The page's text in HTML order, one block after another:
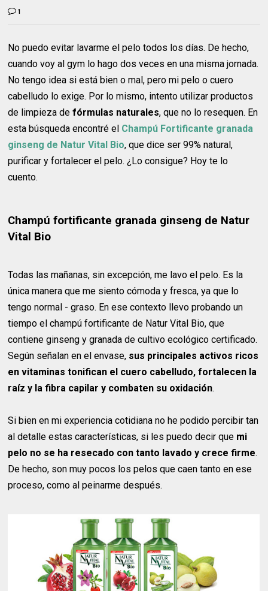
1
No puedo evitar lavarme el pelo todos los días. De hecho,
cuando voy al gym lo hago dos veces en una misma jornada.
No tengo idea si está bien o mal, pero mi pelo o cuero
cabelludo lo exige. Por lo mismo, intento utilizar productos
de limpieza defórmulas naturales, que no lo resequen. En
esta búsqueda encontré el Champú Fortificante granada
ginseng de Natur Vital Bio, que dice ser 99% natural,
purificar y fortalecer el pelo. ¿Lo consigue? Hoy te lo
cuento.
Champú fortificante granada ginseng de Natur
Vital Bio
Todas las mañanas, sin excepción, me lavo el pelo. Es la
única manera que me siento cómoda y fresca, ya que lo
tengo normal - graso. En ese contexto llevo probando un
tiempo el champú fortificante de Natur Vital Bio, que
contiene ginseng y granada de cultivo ecológico certificado.
Según señalan en el envase, sus principales activos ricos
en vitaminas tonifican el cuero cabelludo, fortalecen la
raíz y la fibra capilar y combaten su oxidación.
Si bien en mi experiencia cotidiana no he podido percibir tan
al detalle estas características, si les puedo decir que mi
pelo no se ha resecado con tanto lavado y crece firme.
De hecho, son muy pocos los pelos que caen tanto en ese
proceso, como al peinarme después.